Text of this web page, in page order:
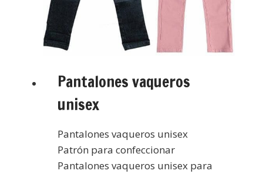
Pantalones vaqueros
unisex
Pantalones vaqueros unisex
Patrón para confeccionar
Pantalones vaqueros unisex para